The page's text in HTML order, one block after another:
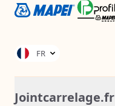
FR
Jointcarrelage.fr